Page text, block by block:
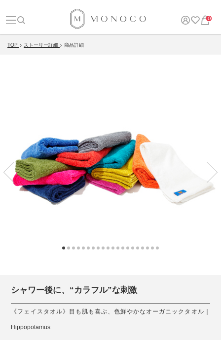
0
TOP ストーリー詳細 商品詳細
シャワー後に、“カラフル”な刺激
《フェイスタオル》目も肌も喜ぶ、色鮮やかなオーガニックタオル｜
Hippopotamus